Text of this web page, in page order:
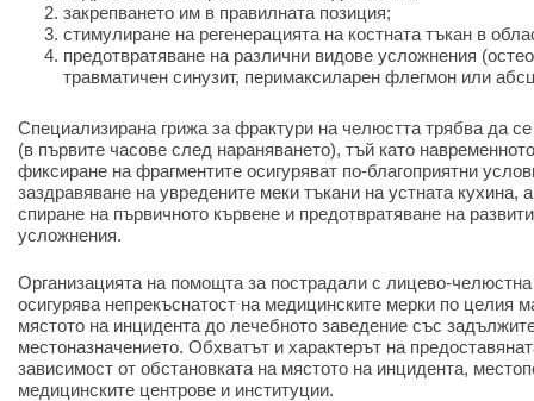
закрепването им в правилната позиция;
стимулиране на регенерацията на костната тъкан в
предотвратяване на различни видове усложнения
травматичен синузит, перимаксиларен флегмон или
Специализирана грижа за фрактури на челюстта трябва да
(в първите часове след нараняването), тъй като
фиксиране на фрагментите осигуряват по-благоприятни
заздравяване на увредените меки тъкани на устната кухина,
спиране на първичното кървене и предотвратяване на
усложнения.
Организацията на помощта за пострадали с лицево-
осигурява непрекъснатост на медицинските мерки по целия
мястото на инцидента до лечебното заведение със
местоназначението. Обхватът и характерът на
зависимост от обстановката на мястото на инцидента,
медицинските центрове и институции.